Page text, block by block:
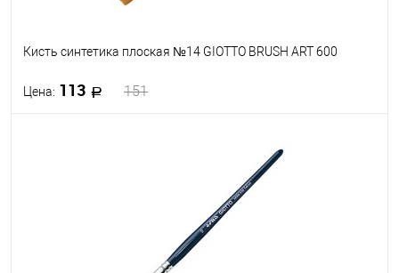
Кисть синтетика плоская №14 GIOTTO BRUSH ART 600
Цена: 113 151
В наличии